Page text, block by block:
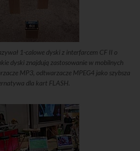
1-calowe dyski z interfarcem CF II o
dyski znajdują zastosowanie w mobilnych
MP3, odtwarzacze MPEG4 jako szybsza
dla kart FLASH.